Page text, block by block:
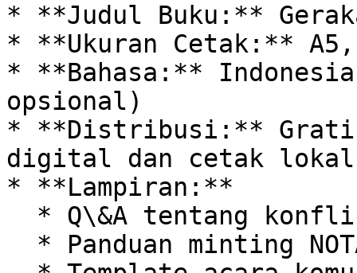
* **Judul Buku:**
* **Ukuran Cetak:** A5,
* **Bahasa:**
opsional)
* **Distribusi:**
digital dan cetak lokal
* **Lampiran:**